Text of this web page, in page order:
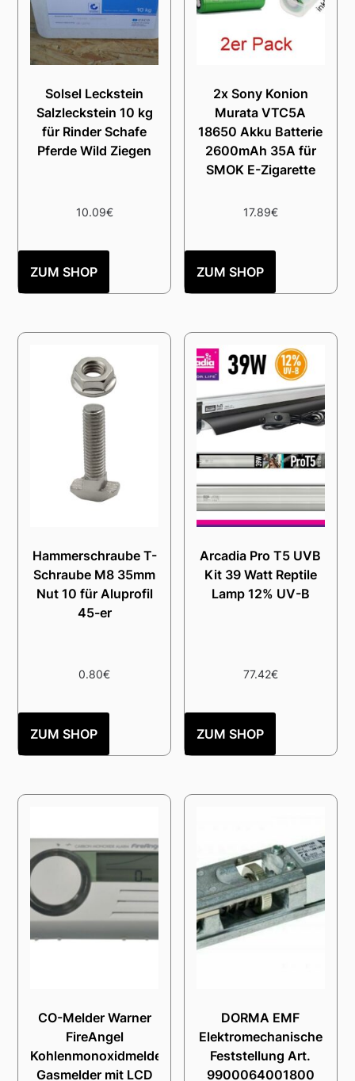
Solsel Leckstein
Salzleckstein 10 kg
für Rinder Schafe
Pferde Wild Ziegen
10.09€
ZUM SHOP
2x Sony Konion
Murata VTC5A
18650 Akku Batterie
2600mAh 35A für
SMOK E-Zigarette
17.89€
ZUM SHOP
Hammerschraube T-
Schraube M8 35mm
Nut 10 für Aluprofil
45-er
0.80€
ZUM SHOP
Arcadia Pro T5 UVB
Kit 39 Watt Reptile
Lamp 12% UV-B
77.42€
ZUM SHOP
CO-Melder Warner
FireAngel
Kohlenmonoxidmelder
Gasmelder mit LCD
DORMA EMF
Elektromechanische
Feststellung Art.
9900064001800